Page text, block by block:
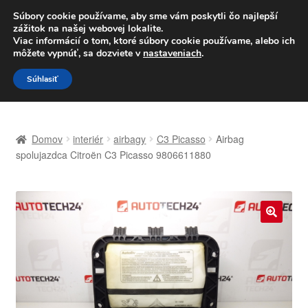
DOPRAVA od 6 EUR
Po–Pi 09:00–16:00 233 221 276
Preskočiť
na
navigáciu
Preskočiť
na
obsah
Celosvetová preprava
Domov interiér airbagy C3 Picasso
Airbag
spolujazdca Citroën C3 Picasso 9806611880
Súbory cookie používame, aby sme vám poskytli čo najlepší
zážitok na našej webovej lokalite.
Viac informácií o tom, ktoré súbory cookie používame, alebo ich
môžete vypnúť, sa dozviete v nastaveniach.
Súhlasiť